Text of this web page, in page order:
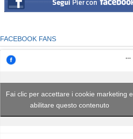
FACEBOOK FANS
Fai clic per accettare i cookie marketing e
abilitare questo contenuto